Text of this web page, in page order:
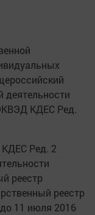
деятельности
КДЕС Ред.
КДЕС Ред. 2
реестр
реестр
11 июля 2016